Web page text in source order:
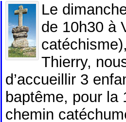
Le
de 10h30 à
Thierry,
d’accueillir 3
baptême, pour la
chemin